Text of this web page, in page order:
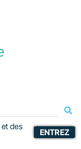
etdes
ENTREZ